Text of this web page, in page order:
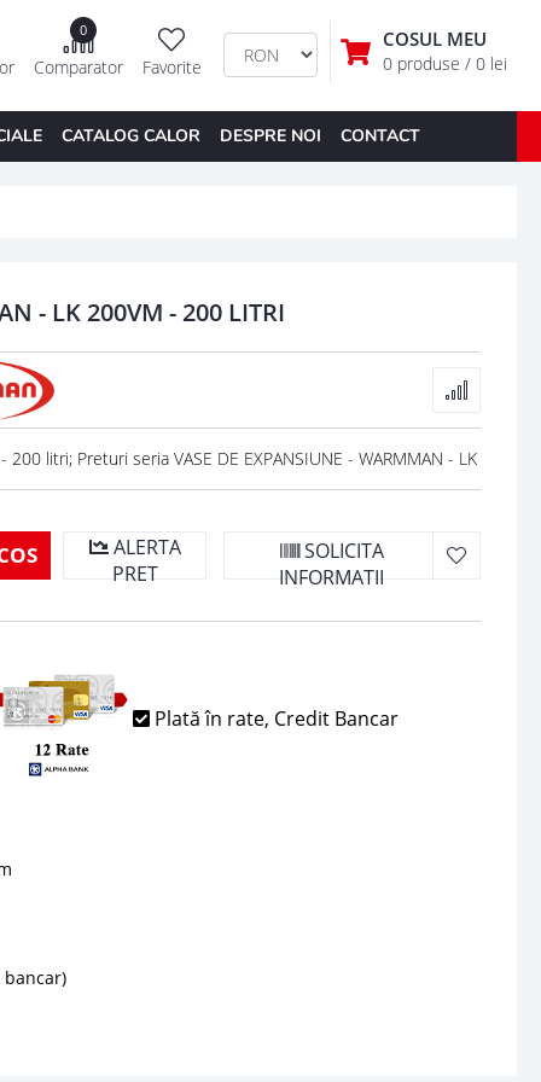
COSUL MEU
0 produse / 0 lei
Favorite
0
Comparator
CATALOG CALOR DESPRE NOI CONTACT
- LK 200VM - 200 LITRI
200 litri; Preturi seria VASE DE EXPANSIUNE - WARMMAN - LK
ALERTA
PRET
SOLICITA
INFORMATII
Plată în rate, Credit Bancar